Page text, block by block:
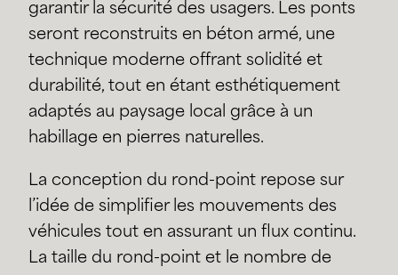
garantir la sécurité des usagers. Les ponts
seront reconstruits en béton armé, une
technique moderne offrant solidité et
durabilité, tout en étant esthétiquement
adaptés au paysage local grâce à un
habillage en pierres naturelles.
La conception du rond-point repose sur
l’idée de simplifier les mouvements des
véhicules tout en assurant un flux continu.
La taille du rond-point et le nombre de